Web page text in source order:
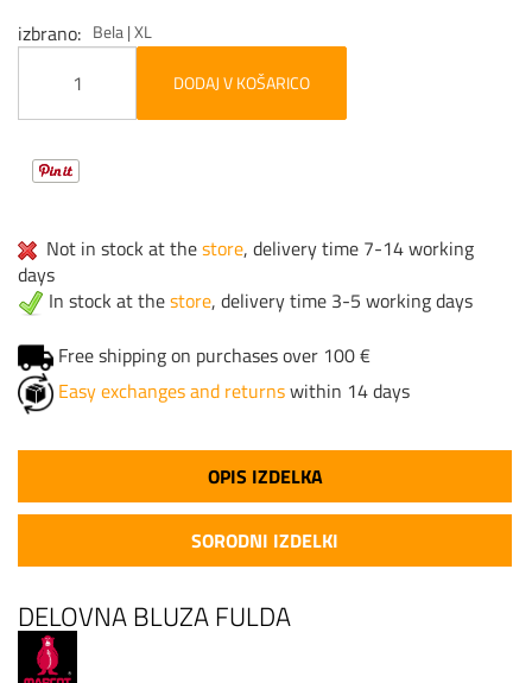
izbrano
Bela | XL
DODAJ V KOŠARICO
Not in stock at thestore, delivery time 7-14 working
days
In stock at thestore, delivery time 3-5 working days
Free shipping on purchases over 100 €
Easy exchanges and returnswithin 14 days
OPIS IZDELKA
SORODNI IZDELKI
DELOVNA BLUZA FULDA